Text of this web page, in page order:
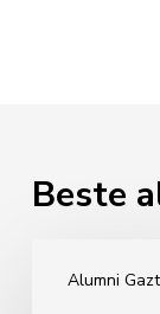
Beste
Alumni
Gutiérrez